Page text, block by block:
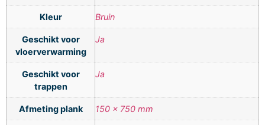
Kleur Bruin
Geschikt voor
vloerverwarming
Ja
Geschikt voor
trappen
Ja
Afmeting plank 150 x 750 mm